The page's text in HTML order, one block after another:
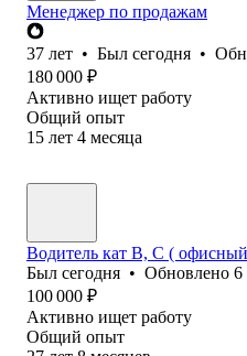
Менеджер по продажам
37 лет • Был сегодня •
180 000 ₽
Активно ищет работу
Общий опыт
15 лет 4 месяца
Водитель кат В, С (
Был сегодня • Обновлено 6
100 000 ₽
Активно ищет работу
Общий опыт